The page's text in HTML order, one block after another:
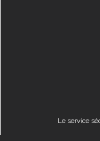
Le service